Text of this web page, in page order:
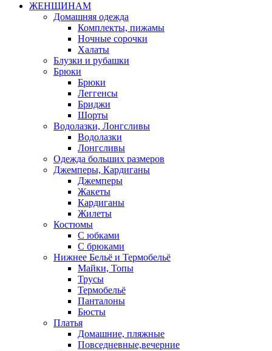
ЖЕНЩИНАМ
Домашняя одежда
Комплекты, пижамы
Ночные сорочки
Халаты
Блузки и рубашки
Брюки
Брюки
Леггенсы
Бриджи
Шорты
Водолазки, Лонгсливы
Водолазки
Лонгсливы
Одежда больших размеров
Джемперы, Кардиганы
Джемперы
Жакеты
Кардиганы
Жилеты
Костюмы
С юбками
С брюками
Нижнее Бельё и Термобельё
Майки, Топы
Трусы
Термобельё
Панталоны
Бюсты
Платья
Домашние, пляжные
Повседневные,вечерние